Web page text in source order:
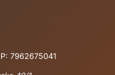
7962675041